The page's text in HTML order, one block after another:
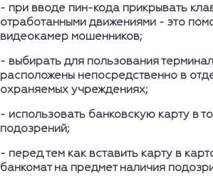
- при вводе пин-кода прикрывать
отработанными движениями - это
видеокамер мошенников;
- выбирать для пользования
расположены непосредственно в
охраняемых учреждениях;
- использовать банковскую карту в
подозрений;
- перед тем как вставить карту в
банкомат на предмет наличия